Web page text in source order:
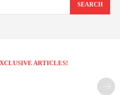
SEARCH
ARTICLES!